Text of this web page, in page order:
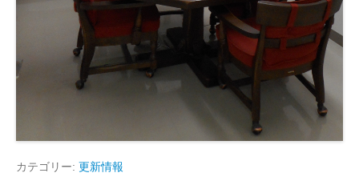
カテゴリー: 更新情報